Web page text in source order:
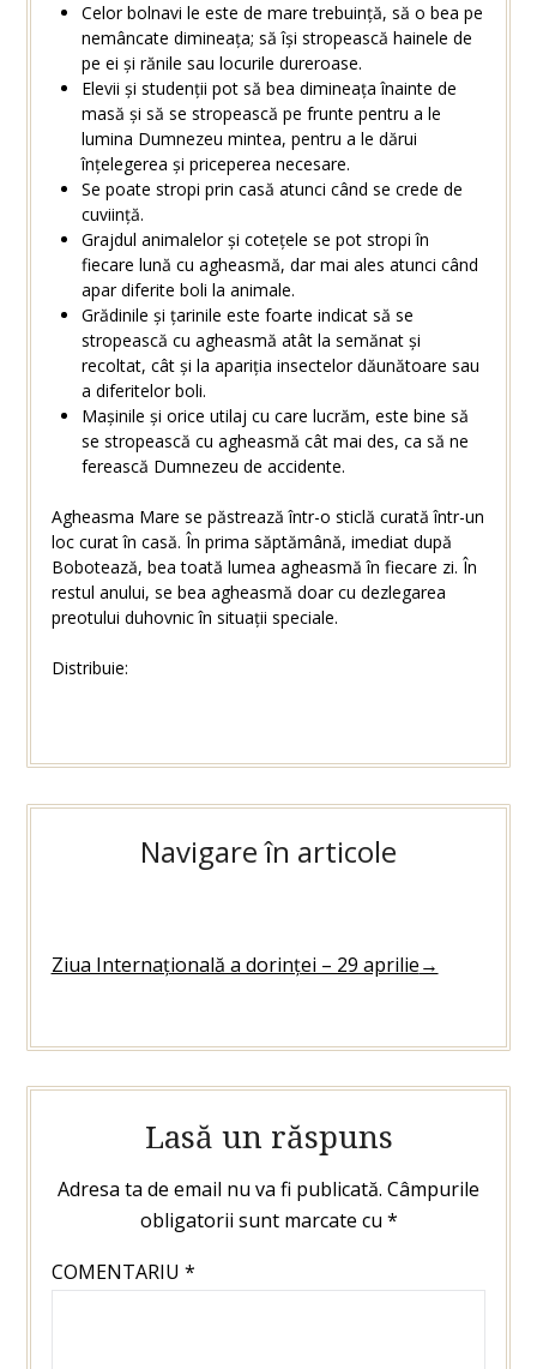
Celor bolnavi le este de mare trebuință, să o bea pe
nemâncate dimineața; să își stropească hainele de
pe ei și rănile sau locurile dureroase.
Elevii și studenții pot să bea dimineața înainte de
masă și să se stropească pe frunte pentru a le
lumina Dumnezeu mintea, pentru a le dărui
înțelegerea și priceperea necesare.
Se poate stropi prin casă atunci când se crede de
cuviință.
Grajdul animalelor și cotețele se pot stropi în
fiecare lună cu agheasmă, dar mai ales atunci când
apar diferite boli la animale.
Grădinile și țarinile este foarte indicat să se
stropească cu agheasmă atât la semănat și
recoltat, cât și la apariția insectelor dăunătoare sau
a diferitelor boli.
Mașinile și orice utilaj cu care lucrăm, este bine să
se stropească cu agheasmă cât mai des, ca să ne
ferească Dumnezeu de accidente.
Agheasma Mare se păstrează într-o sticlă curată într-un
loc curat în casă. În prima săptămână, imediat după
Bobotează, bea toată lumea agheasmă în fiecare zi. În
restul anului, se bea agheasmă doar cu dezlegarea
preotului duhovnic în situații speciale.
Distribuie:
Navigare în articole
Ziua Internațională a dorinței – 29 aprilie→
Lasă un răspuns
Adresa ta de email nu va fi publicată. Câmpurile
obligatorii sunt marcate cu *
COMENTARIU *